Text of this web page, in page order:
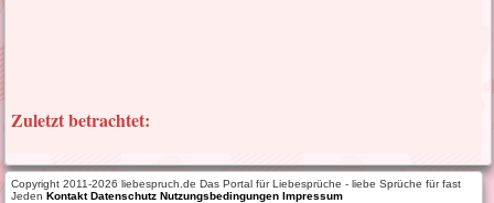
Zuletzt betrachtet:
Copyright 2011-2026 liebespruch.de Das Portal für Liebesprüche - liebe Sprüche für fast
JedenKontakt Datenschutz Nutzungsbedingungen Impressum